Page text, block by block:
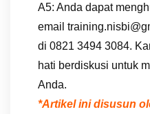
A5: Anda dapat
email
di 0821 3494 3084.
hati berdiskusi untuk
Anda.
*Artikel ini disusun